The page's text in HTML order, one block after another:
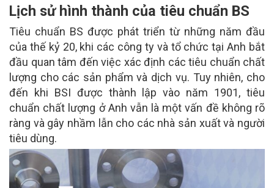
Lịch sử hình thành của tiêu chuẩn BS
Tiêu chuẩn BS được phát triển từ những năm đầu
của thế kỷ 20, khi các công ty và tổ chức tại Anh bắt
đầu quan tâm đến việc xác định các tiêu chuẩn chất
lượng cho các sản phẩm và dịch vụ. Tuy nhiên, cho
đến khi BSI được thành lập vào năm 1901, tiêu
chuẩn chất lượng ở Anh vẫn là một vấn đề không rõ
ràng và gây nhầm lẫn cho các nhà sản xuất và người
tiêu dùng.